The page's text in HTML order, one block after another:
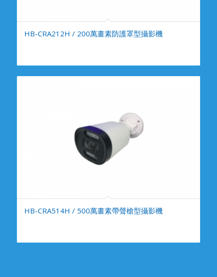
HB-CRA212H / 200萬畫素防護罩型攝影機
HB-CRA514H / 500萬畫素帶聲槍型攝影機